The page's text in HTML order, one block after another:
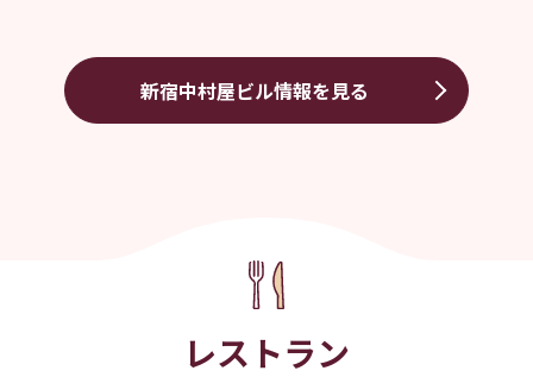
新宿中村屋ビル情報を見る
レストラン